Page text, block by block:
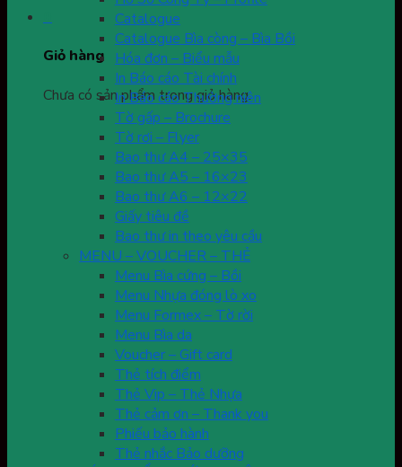
Giỏ hàng
Chưa có sản phẩm trong giỏ hàng.
Catalogue
Catalogue Bìa còng – Bìa Bồi
Hóa đơn – Biểu mẫu
In Báo cáo Tài chính
In Báo cáo Thường niên
Tờ gấp – Brochure
Tờ rơi – Flyer
Bao thư A4 – 25×35
Bao thư A5 – 16×23
Bao thư A6 – 12×22
Giấy tiêu đề
Bao thư in theo yêu cầu
MENU – VOUCHER – THẺ
Menu Bìa cứng – Bồi
Menu Nhựa đóng lò xo
Menu Formex – Tờ rời
Menu Bìa da
Voucher – Gift card
Thẻ tích điểm
Thẻ Vip – Thẻ Nhựa
Thẻ cảm ơn – Thank you
Phiếu bảo hành
Thẻ nhắc Bảo dưỡng